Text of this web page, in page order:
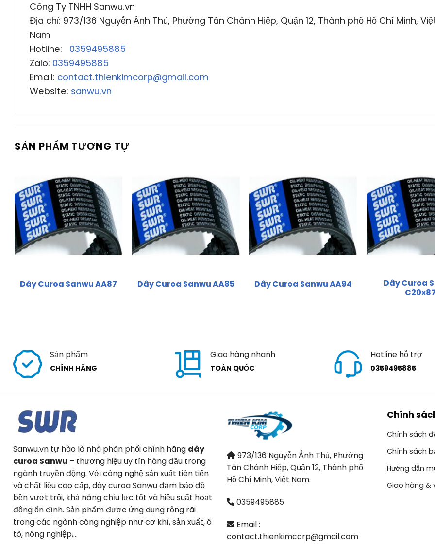
Công Ty TNHH Sanwu.vn
Địa chỉ: 973/136 Nguyễn Ảnh Thủ, Phường Tân Chánh Hiệp, Quận 12, Thành phố Hồ Chí Minh,
Nam
Hotline: 0359495885
Zalo: 0359495885
Email: contact.thienkimcorp@gmail.com
Website: sanwu.vn
SẢN PHẨM TƯƠNG TỰ
Dây Curoa Sanwu AA87 Dây Curoa Sanwu AA85 Dây Curoa Sanwu AA94
Dây Curoa
C20x87
Sản phẩm
CHÍNH HÃNG
Giao hàng nhanh
TOÀN QUỐC
Hotline hỗ trợ
0359495885
Sanwu.vn tự hào là nhà phân phối chính hãng dây
curoa Sanwu – thương hiệu uy tín hàng đầu trong
ngành truyền động. Với công nghệ sản xuất tiên tiến
và chất liệu cao cấp, dây curoa Sanwu đảm bảo độ
bền vượt trội, khả năng chịu lực tốt và hiệu suất hoạt
động ổn định. Sản phẩm được ứng dụng rộng rãi
trong các ngành công nghiệp như cơ khí, sản xuất, ô
tô, nông nghiệp,…
973/136 Nguyễn Ảnh Thủ, Phường
Tân Chánh Hiệp, Quận 12, Thành phố
Hồ Chí Minh, Việt Nam.
0359495885
Email :
contact.thienkimcorp@gmail.com
Chính
Chính sách
Chính sách
Hướng dẫn
Giao hàng &